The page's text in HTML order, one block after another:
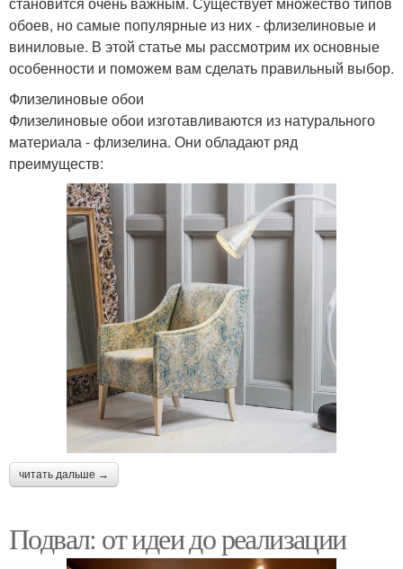
обоев, но самые популярные из них - флизелиновые и
виниловые. В этой статье мы рассмотрим их основные
особенности и поможем вам сделать правильный выбор.
Флизелиновые обои
Флизелиновые обои изготавливаются из натурального
материала - флизелина. Они обладают ряд
преимуществ:
читать дальше →
Подвал: от идеи до реализации